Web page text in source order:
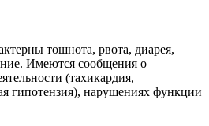
тошнота, рвота, диарея,
Имеются сообщения о
(тахикардия,
гипотензия), нарушениях функции